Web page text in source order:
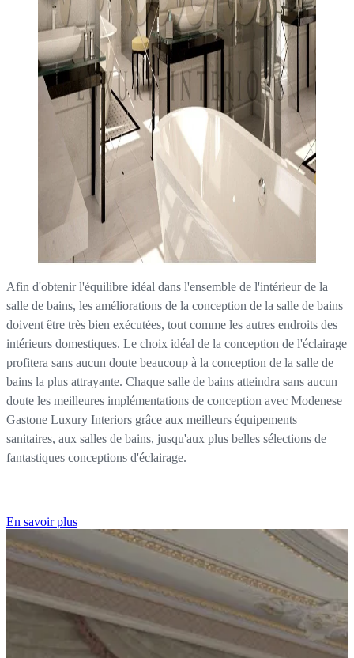
Afin d'obtenir l'équilibre idéal dans l'ensemble de l'intérieur de la
salle de bains, les améliorations de la conception de la salle de bains
doivent être très bien exécutées, tout comme les autres endroits des
intérieurs domestiques. Le choix idéal de la conception de l'éclairage
profitera sans aucun doute beaucoup à la conception de la salle de
bains la plus attrayante. Chaque salle de bains atteindra sans aucun
doute les meilleures implémentations de conception avec Modenese
Gastone Luxury Interiors grâce aux meilleurs équipements
sanitaires, aux salles de bains, jusqu'aux plus belles sélections de
fantastiques conceptions d'éclairage.
En savoir plus